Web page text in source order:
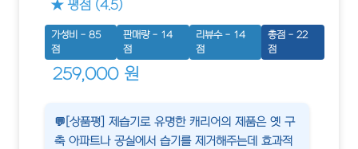
★ 평점 (4.5)
가성비 - 85
점
판매량 - 14
점
리뷰수 - 14
점
총점 - 22
점
259,000 원
💬[상품평] 제습기로 유명한 캐리어의 제품은 옛 구
축 아파트나 공실에서 습기를 제거해주는데 효과적